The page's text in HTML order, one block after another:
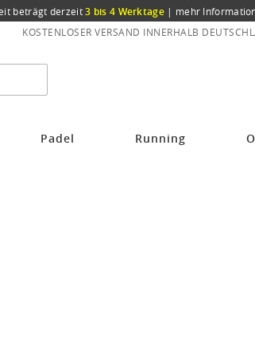
beträgt derzeit3 bis 4 Werktage | mehr
KOSTENLOSER VERSAND INNERHALB
Padel Running